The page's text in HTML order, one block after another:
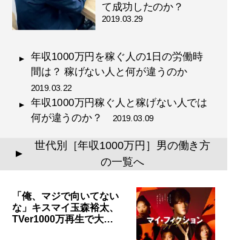
て成功したのか？
2019.03.29
年収1000万円を稼ぐ人の1日の労働時
間は？ 稼げない人と何が違うのか
2019.03.22
年収1000万円稼ぐ人と稼げない人では
何が違うのか？ 2019.03.09
▲
世代別［年収1000万円］男の働き方
の一覧へ
「俺、マジで向いてない
な」キスマイ玉森裕太、
TVer1000万再生で大…